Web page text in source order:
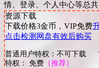
情、登录、个人中心等总共
资源下载
下载价格3金币，VIP免费
点击检测网盘有效后购买
普通用户特权：不可下载
特权： 免费 （推荐）